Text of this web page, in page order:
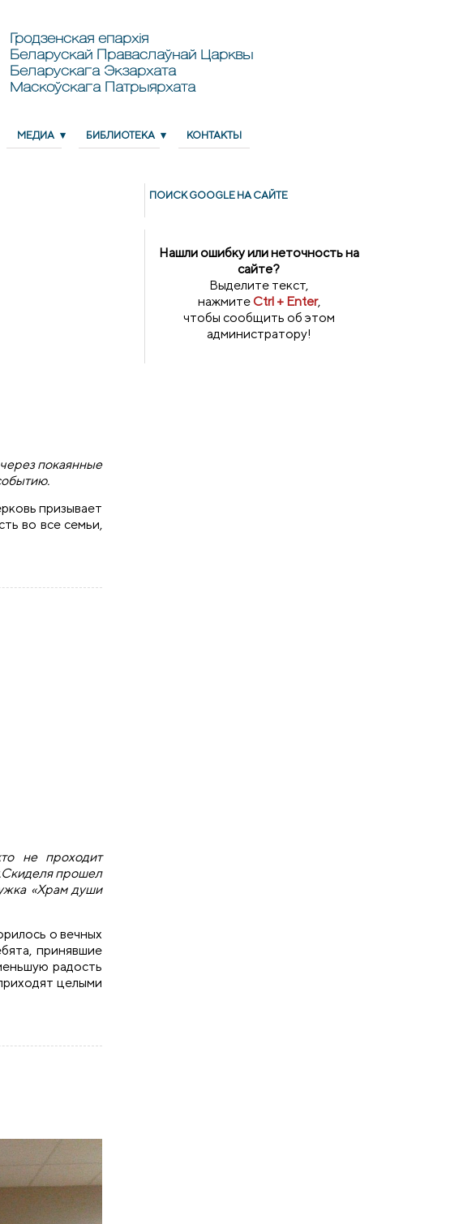
Гродзенская епархія
Беларускай Праваслаўнай Царквы
Беларускага Экзархата
Маскоўскага Патрыярхата
МЕДИА БИБЛИОТЕКА КОНТАКТЫ
покаянные
призывает
во все семьи,
не проходит
прошел
«Храм души
о вечных
принявшие
радость
целыми
ПОИСК GOОGLE НА САЙТЕ
Нашли ошибку или неточность на
сайте?
Выделите текст,
нажмитеCtrl + Enter,
чтобы сообщить об этом
администратору!